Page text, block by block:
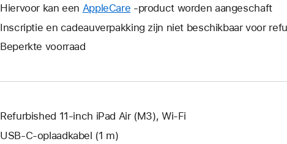
een
nieuw
Hiervoor kan een AppleCare Hierdoor
wordt
venster
-product worden aangeschaft
Inscriptie en cadeauverpakking zijn niet beschikbaar voor
Beperkte voorraad
Refurbished 11‑inch iPad Air (M3), Wi-Fi
USB‑C-oplaadkabel (1 m)